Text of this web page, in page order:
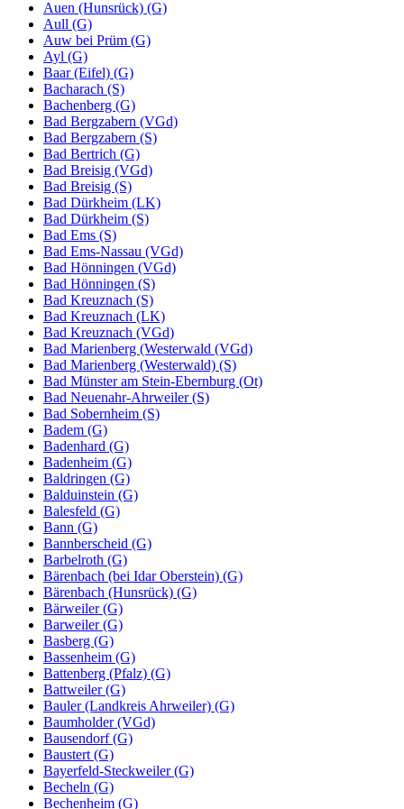
Auen (Hunsrück) (G)
Aull (G)
Auw bei Prüm (G)
Ayl (G)
Baar (Eifel) (G)
Bacharach (S)
Bachenberg (G)
Bad Bergzabern (VGd)
Bad Bergzabern (S)
Bad Bertrich (G)
Bad Breisig (VGd)
Bad Breisig (S)
Bad Dürkheim (LK)
Bad Dürkheim (S)
Bad Ems (S)
Bad Ems-Nassau (VGd)
Bad Hönningen (VGd)
Bad Hönningen (S)
Bad Kreuznach (S)
Bad Kreuznach (LK)
Bad Kreuznach (VGd)
Bad Marienberg (Westerwald (VGd)
Bad Marienberg (Westerwald) (S)
Bad Münster am Stein-Ebernburg (Ot)
Bad Neuenahr-Ahrweiler (S)
Bad Sobernheim (S)
Badem (G)
Badenhard (G)
Badenheim (G)
Baldringen (G)
Balduinstein (G)
Balesfeld (G)
Bann (G)
Bannberscheid (G)
Barbelroth (G)
Bärenbach (bei Idar Oberstein) (G)
Bärenbach (Hunsrück) (G)
Bärweiler (G)
Barweiler (G)
Basberg (G)
Bassenheim (G)
Battenberg (Pfalz) (G)
Battweiler (G)
Bauler (Landkreis Ahrweiler) (G)
Baumholder (VGd)
Bausendorf (G)
Baustert (G)
Bayerfeld-Steckweiler (G)
Becheln (G)
Bechenheim (G)